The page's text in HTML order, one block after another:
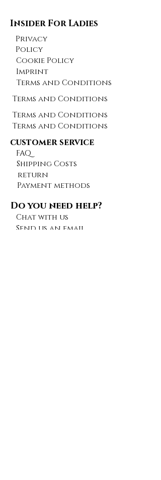
Insider For Ladies
Privacy
Policy
Cookie Policy
Imprint
Terms and Conditions
Terms and Conditions
Terms and Conditions
Terms and Conditions
customer service
FAQ
Shipping Costs
return
Payment methods
Do you need help?
Chat with us
Send us an email